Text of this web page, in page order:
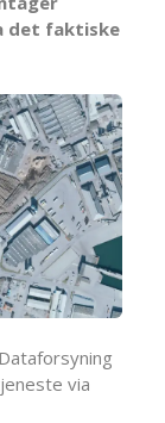
det faktiske
via